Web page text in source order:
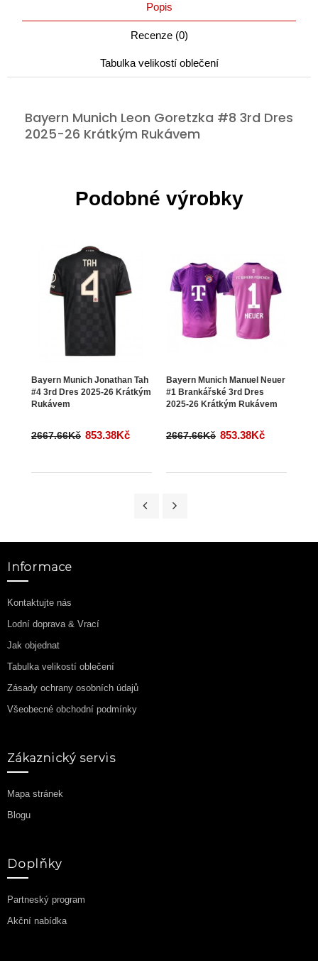
Popis
Recenze (0)
Tabulka velikostí oblečení
Bayern Munich Leon Goretzka #8 3rd Dres
2025-26 Krátkým Rukávem
Podobné výrobky
Bayern Munich Jonathan Tah
#4 3rd Dres 2025-26 Krátkým
Rukávem
2667.66Kč 853.38Kč
Bayern Munich Manuel Neuer
#1 Brankářské 3rd Dres
2025-26 Krátkým Rukávem
2667.66Kč 853.38Kč
Informace
Kontaktujte nás
Lodní doprava & Vrací
Jak objednat
Tabulka velikostí oblečení
Zásady ochrany osobních údajů
Všeobecné obchodní podmínky
Zákaznický servis
Mapa stránek
Blogu
Doplňky
Partneský program
Akční nabídka